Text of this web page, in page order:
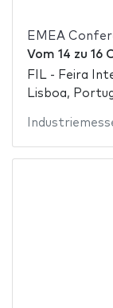
EMEA
Vom 14 zu 16
FIL - Feira
Lisboa,